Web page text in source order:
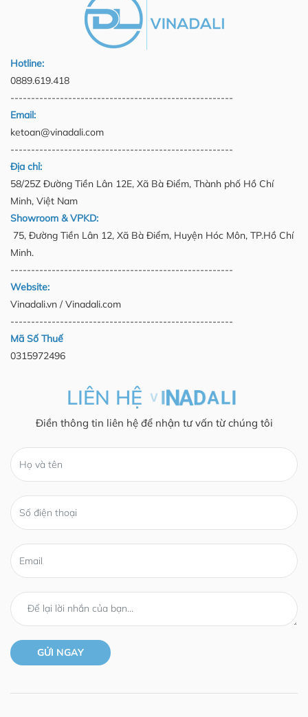
Hotline:
0889.619.418
------------------------------------------------------
Email:
ketoan@vinadali.com
------------------------------------------------------
Địa chỉ:
58/25Z Đường Tiền Lân 12E, Xã Bà Điểm, Thành phố Hồ Chí
Minh, Việt Nam
Showroom & VPKD:
75, Đường Tiền Lân 12, Xã Bà Điểm, Huyện Hóc Môn, TP.Hồ Chí
Minh.
------------------------------------------------------
Website:
Vinadali.vn / Vinadali.com
------------------------------------------------------
Mã Số Thuế
0315972496
LIÊN HỆ
Điền thông tin liên hệ để nhận tư vấn từ chúng tôi